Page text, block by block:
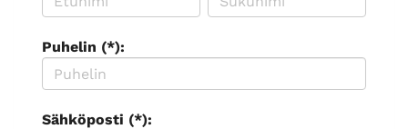
Puhelin (*):
Sähköposti (*):